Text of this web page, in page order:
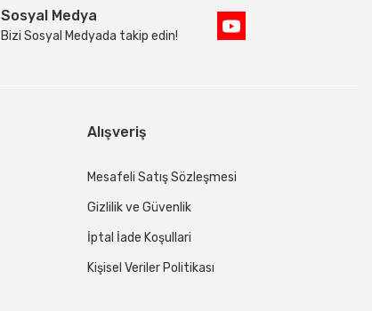
Sosyal Medya
Bizi Sosyal Medyada takip edin!
Alışveriş
Mesafeli Satış Sözleşmesi
Gizlilik ve Güvenlik
İptal İade Koşullari
Kişisel Veriler Politikası